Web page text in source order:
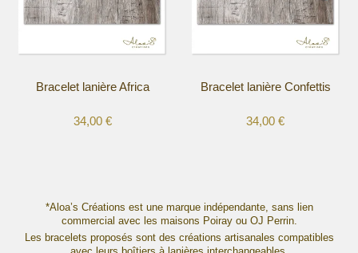
peuvent
être
sur
page
peuvent
être
sur
page
Bracelet lanière Africa
34,00 €
variations.
options
Bracelet lanière Confettis
34,00€
variations.
Les
options
*Aloa’s Créations est une marque indépendante, sans lien
commercial avec les maisons Poiray ou OJ Perrin.
Les bracelets proposés sont des créations artisanales compatibles